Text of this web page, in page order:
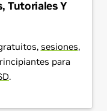
Tutoriales Y
sesiones,
para
.